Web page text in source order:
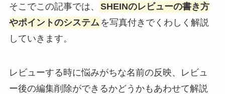
そこでこの記事では、 SHEINのレビューの書き方
やポイントのシステムを写真付きでくわしく解説
していきます。
レビューする時に悩みがちな名前の反映、レビュ
ー後の編集削除ができるかどうかもあわせて解説